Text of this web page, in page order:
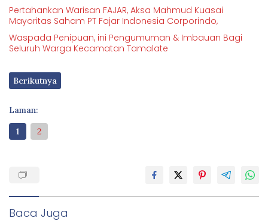
Pertahankan Warisan FAJAR, Aksa Mahmud Kuasai
Mayoritas Saham PT Fajar Indonesia Corporindo,
Waspada Penipuan, ini Pengumuman & Imbauan Bagi
Seluruh Warga Kecamatan Tamalate
Berikutnya
Laman:
1
2
Baca Juga